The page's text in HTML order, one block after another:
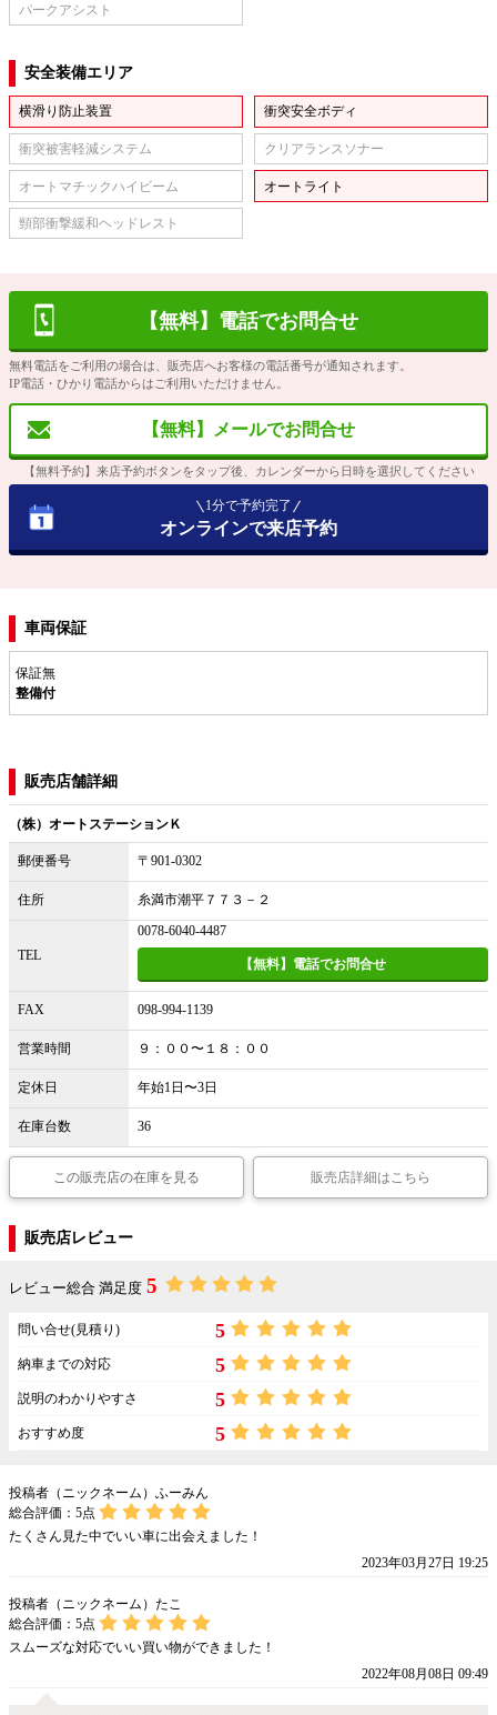
パークアシスト
安全装備エリア
横滑り防止装置 衝突安全ボディ
衝突被害軽減システム クリアランスソナー
オートマチックハイビーム オートライト
頸部衝撃緩和ヘッドレスト
【無料】電話でお問合せ
無料電話をご利用の場合は、販売店へお客様の電話番号が通知されます。
IP電話・ひかり電話からはご利用いただけません。
【無料】メールでお問合せ
【無料予約】来店予約ボタンをタップ後、カレンダーから日時を選択してください
1分で予約完了
オンラインで来店予約
車両保証
保証無
整備付
販売店舗詳細
（株）オートステーションＫ
郵便番号 〒901-0302
住所 糸満市潮平７７３－２
TEL
0078-6040-4487
【無料】電話でお問合せ
FAX 098-994-1139
営業時間 ９：００〜１８：００
定休日 年始1日〜3日
在庫台数 36
この販売店の在庫を見る 販売店詳細はこちら
販売店レビュー
レビュー総合 満足度 5
問い合せ(見積り) 5
納車までの対応 5
説明のわかりやすさ 5
おすすめ度 5
投稿者（ニックネーム）ふーみん
総合評価： 5点
たくさん見た中でいい車に出会えました！
2023年03月27日 19:25
投稿者（ニックネーム）たこ
総合評価： 5点
スムーズな対応でいい買い物ができました！
2022年08月08日 09:49